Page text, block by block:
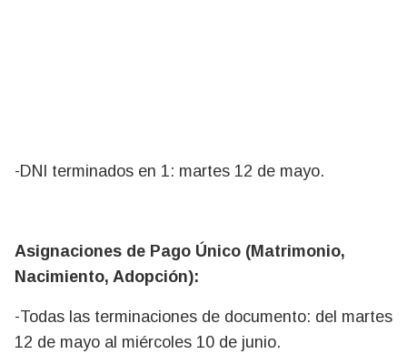
-DNI terminados en 1: martes 12 de mayo.
Asignaciones de Pago Único (Matrimonio,
Nacimiento, Adopción):
-Todas las terminaciones de documento: del martes
12 de mayo al miércoles 10 de junio.